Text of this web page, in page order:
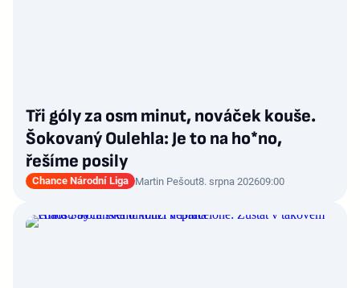
Tři góly za osm minut, nováček kouše.
Šokovaný Oulehla: Je to na ho*no,
řešíme posily
Chance Národní Liga Martin Pešout8. srpna 202609:00